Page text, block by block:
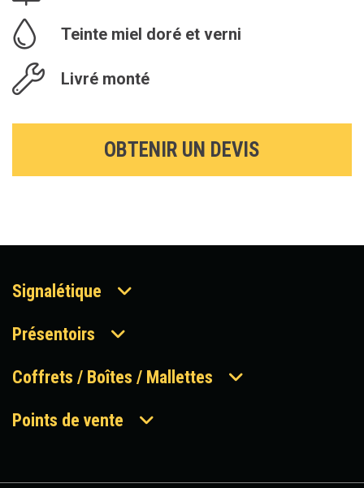
Teinte miel doré et verni
Livré monté
OBTENIR UN DEVIS
Signalétique
Présentoirs
Coffrets / Boîtes / Mallettes
Points de vente